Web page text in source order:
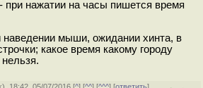
при нажатии на часы пишется время
наведении мыши, ожидании хинта, в
какое время какому городу